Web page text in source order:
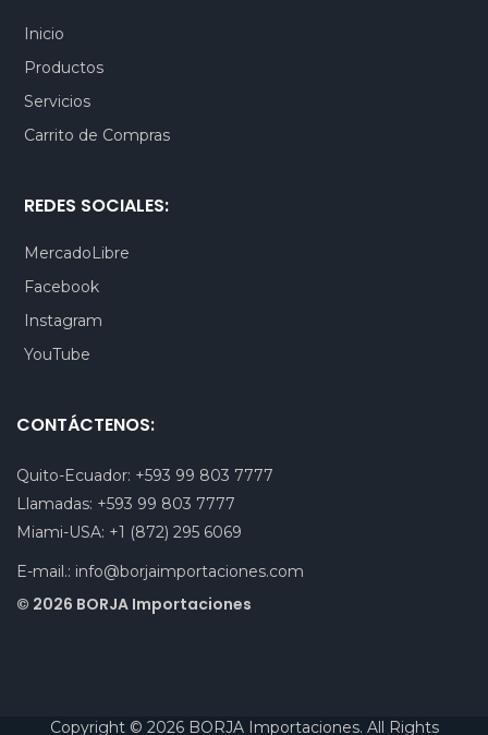
Inicio
Productos
Servicios
Carrito de Compras
REDES SOCIALES:
MercadoLibre
Facebook
Instagram
YouTube
CONTÁCTENOS:
Quito-Ecuador: +593 99 803 7777
Llamadas: +593 99 803 7777
Miami-USA: +1 (872) 295 6069
E-mail.: info@borjaimportaciones.com
© 2026 BORJA Importaciones
Copyright © 2026 BORJA Importaciones. All Rights